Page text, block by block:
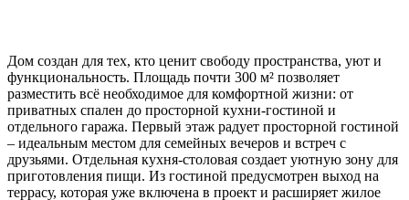
Дом создан для тех, кто ценит свободу пространства, уют и
функциональность. Площадь почти 300 м² позволяет
разместить всё необходимое для комфортной жизни: от
приватных спален до просторной кухни-гостиной и
отдельного гаража. Первый этаж радует просторной гостиной
– идеальным местом для семейных вечеров и встреч с
друзьями. Отдельная кухня-столовая создает уютную зону для
приготовления пищи. Из гостиной предусмотрен выход на
террасу, которая уже включена в проект и расширяет жилое